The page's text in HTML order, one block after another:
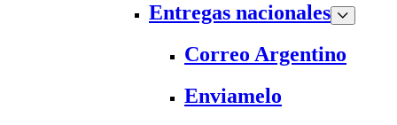
Entregas nacionales
Correo Argentino
Enviamelo